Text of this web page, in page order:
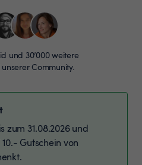
und 30’000 weitere
Community.
zum 31.08.2026 und
Gutschein von